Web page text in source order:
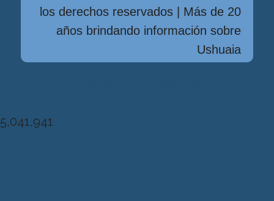
los derechos reservados | Más de 20
años brindando información sobre
Ushuaia
5,041,941